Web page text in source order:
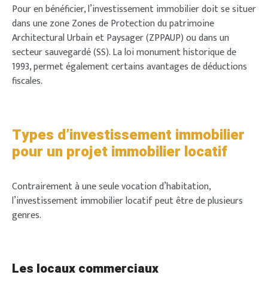
Pour en bénéficier, l’investissement immobilier doit se situer
dans une zone Zones de Protection du patrimoine
Architectural Urbain et Paysager (ZPPAUP) ou dans un
secteur sauvegardé (SS). La loi monument historique de
1993, permet également certains avantages de déductions
fiscales.
Types d’investissement immobilier
pour un projet immobilier locatif
Contrairement à une seule vocation d’habitation,
l’investissement immobilier locatif peut être de plusieurs
genres.
Les locaux commerciaux